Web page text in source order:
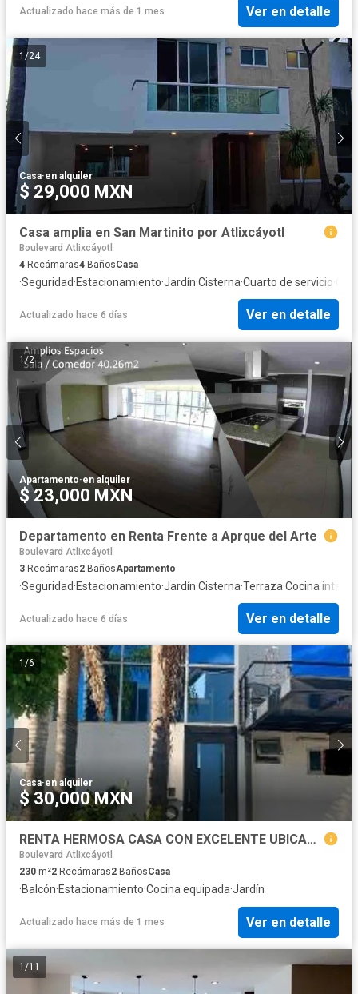
Actualizado hace más de 1 mes Ver en detalle
1 /24
Casa·en alquiler
$ 29,000 MXN
Casa amplia en San Martinito por Atlixcáyotl
Boulevard Atlixcáyotl
4 Recámaras4 BañosCasa
·Seguridad·Estacionamiento·Jardín·Cisterna·Cuarto de servicio·
Actualizado hace 6 días Ver en detalle
1/2
Apartamento·en alquiler
$ 23,000 MXN
Departamento en Renta Frente a Aprque del Arte
Boulevard Atlixcáyotl
3 Recámaras2 BañosApartamento
·Seguridad·Estacionamiento·Jardín·Cisterna·Terraza·Cocina
Actualizado hace 6 días Ver en detalle
1 /6
Casa·en alquiler
$ 30,000 MXN
RENTA HERMOSA CASA CON EXCELENTE UBICACIÓN LOMAS DE ANGELOPOLIS I
Boulevard Atlixcáyotl
230 m²2 Recámaras2 BañosCasa
·Balcón·Estacionamiento·Cocina equipada·Jardín
Actualizado hace más de 1 mes Ver en detalle
1 /11